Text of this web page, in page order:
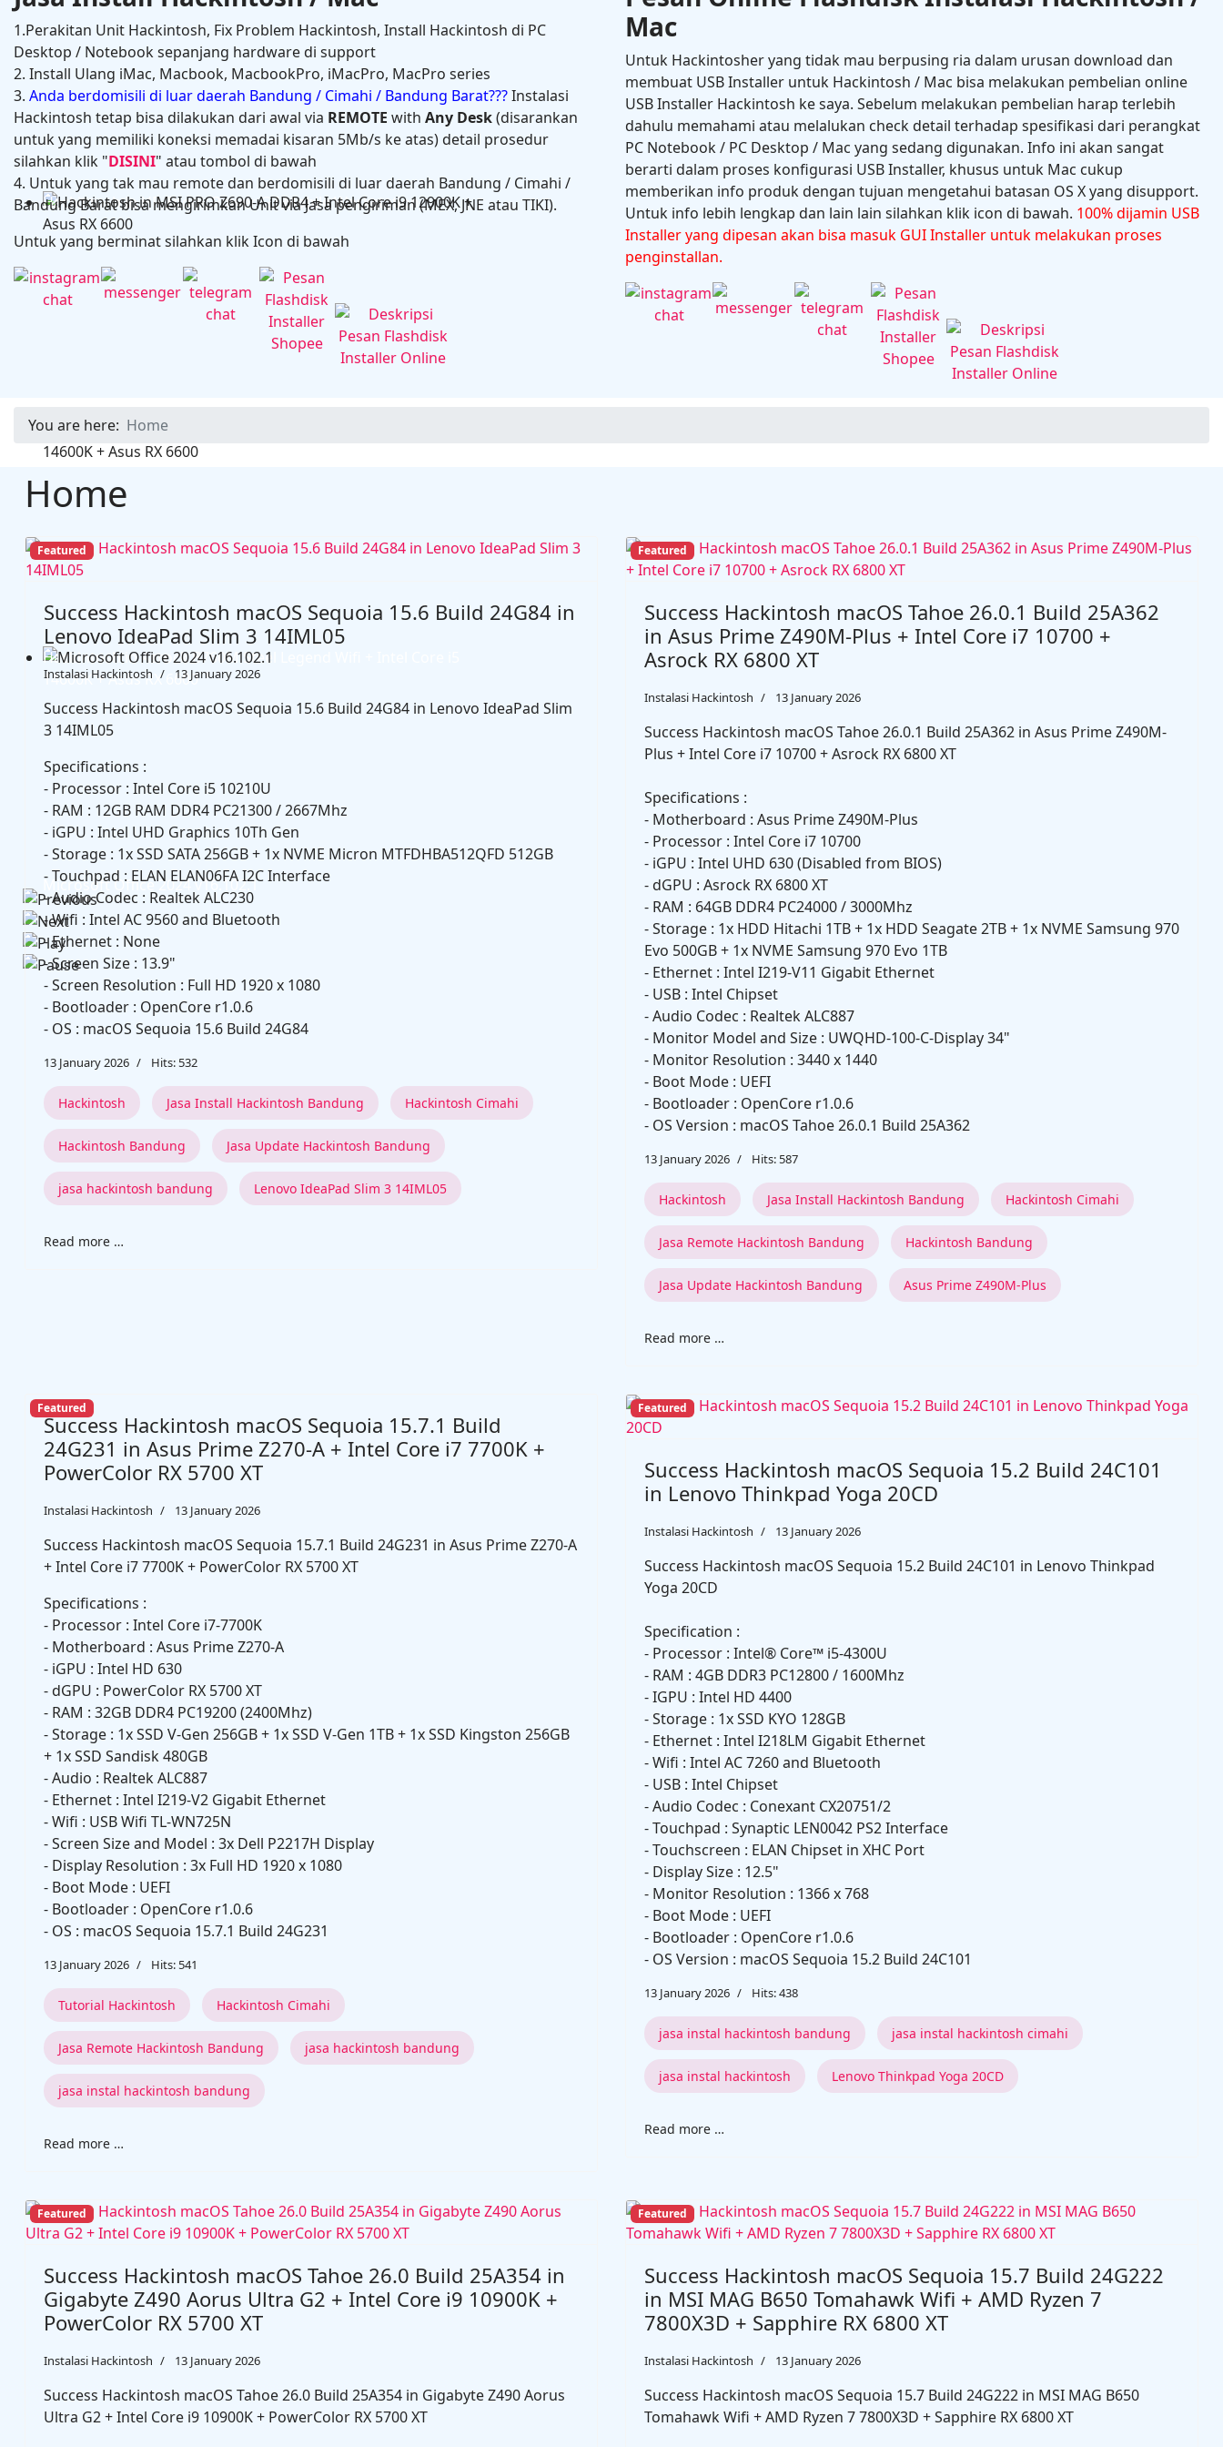
Hackintosh in HP Zbook Power G7 Mobile Workstation
Hackintosh in MSI PRO Z690-A DDR4 + Intel Core i9 12900K + Asus
RX 6600
Hackintosh in Asrock B760M Steel Legend Wifi + Intel Core i5
14600K + Asus RX 6600
Microsoft Office 2024 v16.102.1
1.Perakitan Unit Hackintosh, Fix Problem Hackintosh, Install Hackintosh di PC
Desktop / Notebook sepanjang hardware di support
2. Install Ulang iMac, Macbook, MacbookPro, iMacPro, MacPro series
3. Anda berdomisili di luar daerah Bandung / Cimahi / Bandung Barat???Instalasi
Hackintosh tetap bisa dilakukan dari awal via REMOTE with Any Desk(disarankan
untuk yang memiliki koneksi memadai kisaran 5Mb/s ke atas) detail prosedur
silahkan klik "DISINI" atau tombol di bawah
4. Untuk yang tak mau remote dan berdomisili di luar daerah Bandung / Cimahi /
Bandung Barat bisa mengirimkan Unit via Jasa pengiriman (MEX, JNE atau TIKI).
Untuk yang berminat silahkan klik Icon di bawah
Mac
Untuk Hackintosher yang tidak mau berpusing ria dalam urusan download dan
membuat USB Installer untuk Hackintosh / Mac bisa melakukan pembelian online
USB Installer Hackintosh ke saya. Sebelum melakukan pembelian harap terlebih
dahulu memahami atau melalukan check detail terhadap spesifikasi dari perangkat
PC Notebook / PC Desktop / Mac yang sedang digunakan. Info ini akan sangat
berarti dalam proses konfigurasi USB Installer, khusus untuk Mac cukup
memberikan info produk dengan tujuan mengetahui batasan OS X yang disupport.
Untuk info lebih lengkap dan lain lain silahkan klik icon di bawah. 100% dijamin USB
Installer yang dipesan akan bisa masuk GUI Installer untuk melakukan proses
penginstallan.
You are here: Home
Home
Featured
Success Hackintosh macOS Sequoia 15.6 Build 24G84 in
Lenovo IdeaPad Slim 3 14IML05
Instalasi Hackintosh 13 January 2026
Success Hackintosh macOS Sequoia 15.6 Build 24G84 in Lenovo IdeaPad Slim
3 14IML05
Specifications :
- Processor : Intel Core i5 10210U
- RAM : 12GB RAM DDR4 PC21300 / 2667Mhz
- iGPU : Intel UHD Graphics 10Th Gen
- Storage : 1x SSD SATA 256GB + 1x NVME Micron MTFDHBA512QFD 512GB
- Touchpad : ELAN ELAN06FA I2C Interface
- Audio Codec : Realtek ALC230
- Wifi : Intel AC 9560 and Bluetooth
- Ethernet : None
- Screen Size : 13.9"
- Screen Resolution : Full HD 1920 x 1080
- Bootloader : OpenCore r1.0.6
- OS : macOS Sequoia 15.6 Build 24G84
13 January 2026 Hits: 532
Hackintosh Jasa Install Hackintosh Bandung Hackintosh Cimahi
Hackintosh Bandung Jasa Update Hackintosh Bandung
jasa hackintosh bandung Lenovo IdeaPad Slim 3 14IML05
Read more …
Featured
Success Hackintosh macOS Tahoe 26.0.1 Build 25A362
in Asus Prime Z490M-Plus + Intel Core i7 10700 +
Asrock RX 6800 XT
Instalasi Hackintosh 13 January 2026
Success Hackintosh macOS Tahoe 26.0.1 Build 25A362 in Asus Prime Z490M-
Plus + Intel Core i7 10700 + Asrock RX 6800 XT
Specifications :
- Motherboard : Asus Prime Z490M-Plus
- Processor : Intel Core i7 10700
- iGPU : Intel UHD 630 (Disabled from BIOS)
- dGPU : Asrock RX 6800 XT
- RAM : 64GB DDR4 PC24000 / 3000Mhz
- Storage : 1x HDD Hitachi 1TB + 1x HDD Seagate 2TB + 1x NVME Samsung 970
Evo 500GB + 1x NVME Samsung 970 Evo 1TB
- Ethernet : Intel I219-V11 Gigabit Ethernet
- USB : Intel Chipset
- Audio Codec : Realtek ALC887
- Monitor Model and Size : UWQHD-100-C-Display 34"
- Monitor Resolution : 3440 x 1440
- Boot Mode : UEFI
- Bootloader : OpenCore r1.0.6
- OS Version : macOS Tahoe 26.0.1 Build 25A362
13 January 2026 Hits: 587
Hackintosh Jasa Install Hackintosh Bandung Hackintosh Cimahi
Jasa Remote Hackintosh Bandung Hackintosh Bandung
Jasa Update Hackintosh Bandung Asus Prime Z490M-Plus
Read more …
Featured
Success Hackintosh macOS Sequoia 15.7.1 Build
24G231 in Asus Prime Z270-A + Intel Core i7 7700K +
PowerColor RX 5700 XT
Instalasi Hackintosh 13 January 2026
Success Hackintosh macOS Sequoia 15.7.1 Build 24G231 in Asus Prime Z270-A
+ Intel Core i7 7700K + PowerColor RX 5700 XT
Specifications :
- Processor : Intel Core i7-7700K
- Motherboard : Asus Prime Z270-A
- iGPU : Intel HD 630
- dGPU : PowerColor RX 5700 XT
- RAM : 32GB DDR4 PC19200 (2400Mhz)
- Storage : 1x SSD V-Gen 256GB + 1x SSD V-Gen 1TB + 1x SSD Kingston 256GB
+ 1x SSD Sandisk 480GB
- Audio : Realtek ALC887
- Ethernet : Intel I219-V2 Gigabit Ethernet
- Wifi : USB Wifi TL-WN725N
- Screen Size and Model : 3x Dell P2217H Display
- Display Resolution : 3x Full HD 1920 x 1080
- Boot Mode : UEFI
- Bootloader : OpenCore r1.0.6
- OS : macOS Sequoia 15.7.1 Build 24G231
13 January 2026 Hits: 541
Tutorial Hackintosh Hackintosh Cimahi
Jasa Remote Hackintosh Bandung jasa hackintosh bandung
jasa instal hackintosh bandung
Read more …
Featured
Success Hackintosh macOS Sequoia 15.2 Build 24C101
in Lenovo Thinkpad Yoga 20CD
Instalasi Hackintosh 13 January 2026
Success Hackintosh macOS Sequoia 15.2 Build 24C101 in Lenovo Thinkpad
Yoga 20CD
Specification :
- Processor : Intel® Core™ i5-4300U
- RAM : 4GB DDR3 PC12800 / 1600Mhz
- IGPU : Intel HD 4400
- Storage : 1x SSD KYO 128GB
- Ethernet : Intel I218LM Gigabit Ethernet
- Wifi : Intel AC 7260 and Bluetooth
- USB : Intel Chipset
- Audio Codec : Conexant CX20751/2
- Touchpad : Synaptic LEN0042 PS2 Interface
- Touchscreen : ELAN Chipset in XHC Port
- Display Size : 12.5"
- Monitor Resolution : 1366 x 768
- Boot Mode : UEFI
- Bootloader : OpenCore r1.0.6
- OS Version : macOS Sequoia 15.2 Build 24C101
13 January 2026 Hits: 438
jasa instal hackintosh bandung jasa instal hackintosh cimahi
jasa instal hackintosh Lenovo Thinkpad Yoga 20CD
Read more …
Featured
Success Hackintosh macOS Tahoe 26.0 Build 25A354 in
Gigabyte Z490 Aorus Ultra G2 + Intel Core i9 10900K +
PowerColor RX 5700 XT
Instalasi Hackintosh 13 January 2026
Success Hackintosh macOS Tahoe 26.0 Build 25A354 in Gigabyte Z490 Aorus
Ultra G2 + Intel Core i9 10900K + PowerColor RX 5700 XT
Featured
Success Hackintosh macOS Sequoia 15.7 Build 24G222
in MSI MAG B650 Tomahawk Wifi + AMD Ryzen 7
7800X3D + Sapphire RX 6800 XT
Instalasi Hackintosh 13 January 2026
Success Hackintosh macOS Sequoia 15.7 Build 24G222 in MSI MAG B650
Tomahawk Wifi + AMD Ryzen 7 7800X3D + Sapphire RX 6800 XT